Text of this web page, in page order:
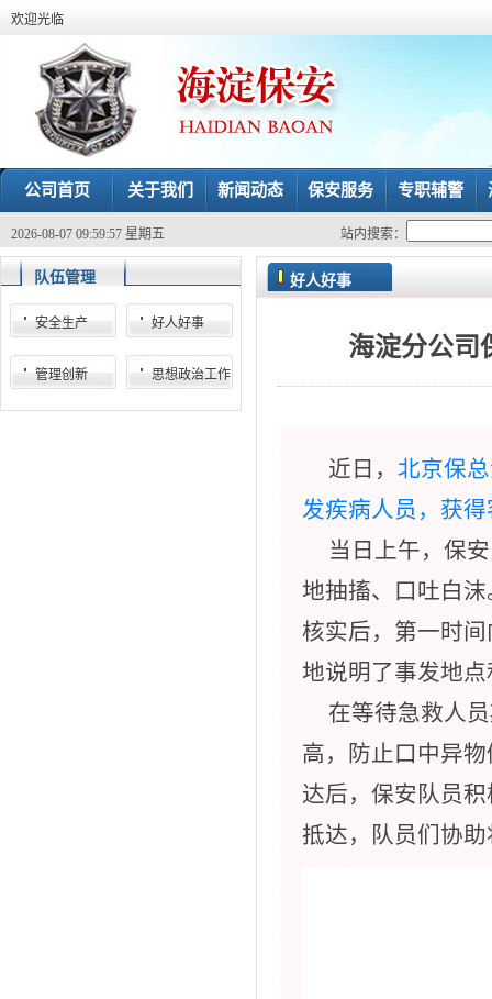
欢迎光临
公司首页 关于我们 新闻动态 保安服务 专职辅警
2026-08-07 09:59:58 星期五 站内搜索：
队伍管理
安全生产 好人好事
管理创新 思想政治工作
好人好事
海淀分公司
近日， 北京保
发疾病人员，获
当日上午，保
地抽搐、口吐白
核实后，第一时
地说明了事发地
在等待急救人
高，防止口中异
达后，保安队员
抵达，队员们协